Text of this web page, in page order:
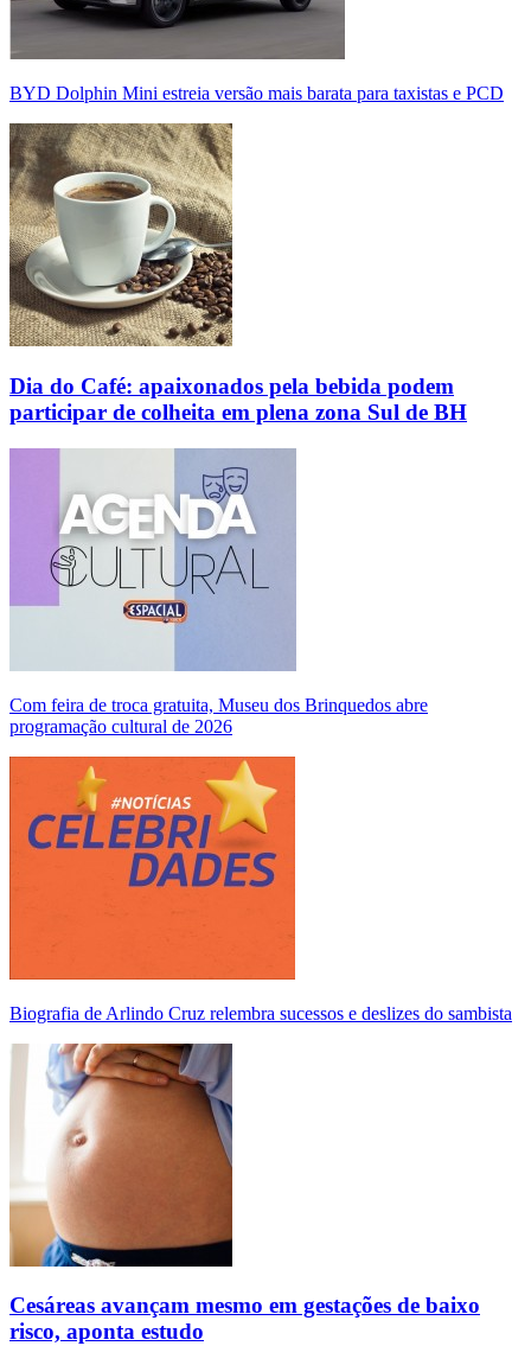
BYD Dolphin Mini estreia versão mais barata para taxistas e PCD
Dia do Café: apaixonados pela bebida podem
participar de colheita em plena zona Sul de BH
Com feira de troca gratuita, Museu dos Brinquedos abre
programação cultural de 2026
Biografia de Arlindo Cruz relembra sucessos e deslizes do sambista
Cesáreas avançam mesmo em gestações de baixo
risco, aponta estudo